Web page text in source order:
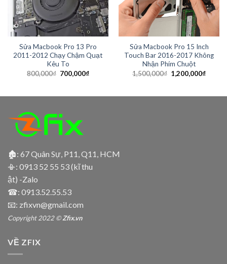
Sửa Macbook Pro 13 Pro
2011-2012 Chạy Chậm Quạt
Kêu To
800,000₫ 700,000₫
Sửa Macbook Pro 15 Inch
Touch Bar 2016-2017 Không
Nhận Phím Chuột
1,500,000₫ 1,200,000₫
🏚: 67 Quân Sự, P11, Q11, HCM
📳: 0913 52 55 53 (kĩ thu
ật) -Zalo
☎: 0913.52.55.53
📧: zfixvn@gmail.com
Copyright 2022 ©Zfix.vn
VỀ ZFIX